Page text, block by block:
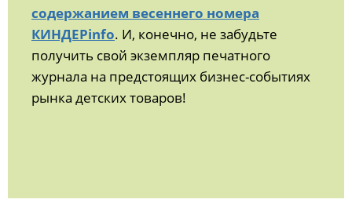
содержанием весеннего номера
КИНДЕРinfo. И, конечно, не забудьте
получить свой экземпляр печатного
журнала на предстоящих бизнес-событиях
рынка детских товаров!